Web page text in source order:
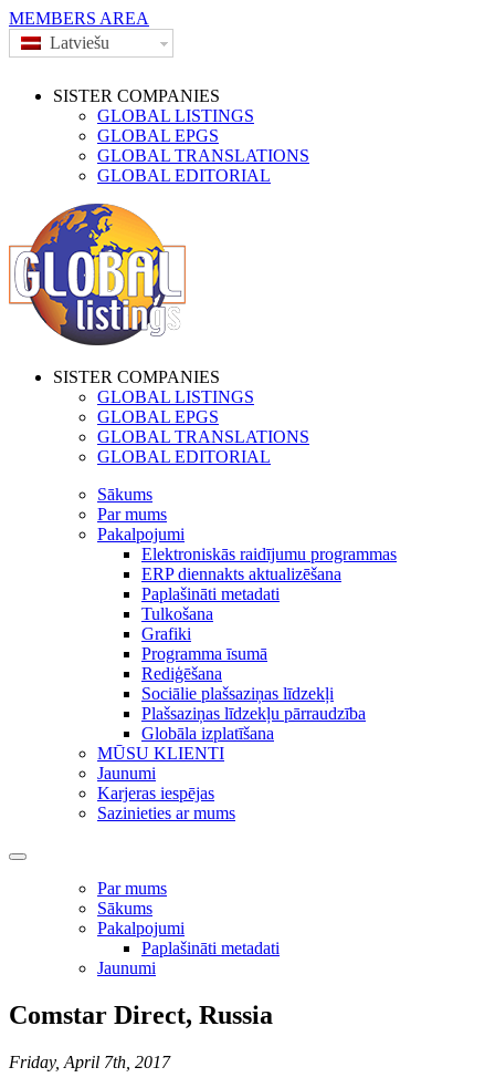
MEMBERS AREA
Latviešu
SISTER COMPANIES
GLOBAL LISTINGS
GLOBAL EPGS
GLOBAL TRANSLATIONS
GLOBAL EDITORIAL
SISTER COMPANIES
GLOBAL LISTINGS
GLOBAL EPGS
GLOBAL TRANSLATIONS
GLOBAL EDITORIAL
Sākums
Par mums
Pakalpojumi
Elektroniskās raidījumu programmas
ERP diennakts aktualizēšana
Paplašināti metadati
Tulkošana
Grafiki
Programma īsumā
Rediģēšana
Sociālie plašsaziņas līdzekļi
Plašsaziņas līdzekļu pārraudzība
Globāla izplatīšana
MŪSU KLIENTI
Jaunumi
Karjeras iespējas
Sazinieties ar mums
Par mums
Sākums
Pakalpojumi
Paplašināti metadati
Jaunumi
Comstar Direct, Russia
Friday, April 7th, 2017